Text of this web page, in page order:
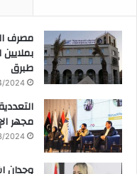
مصرف
طبرق
2024
مجهر
2024